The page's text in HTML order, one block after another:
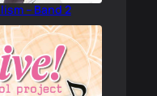
– Band 2